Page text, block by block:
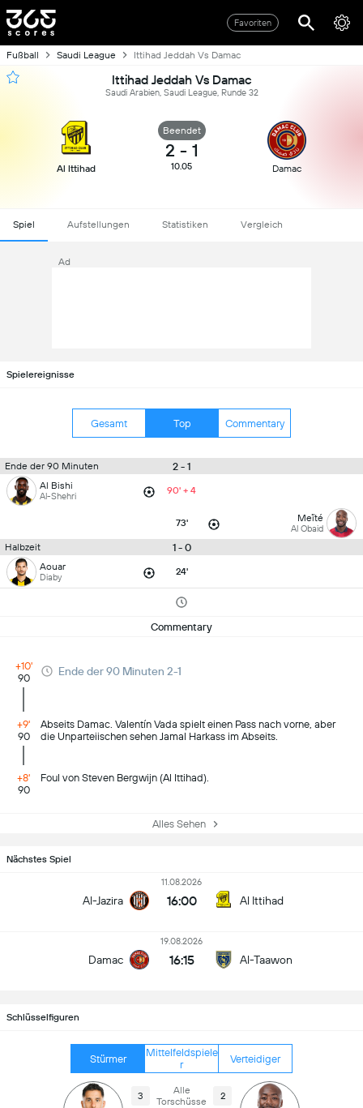
Favoriten
Fußball Saudi League Ittihad Jeddah Vs Damac
Ittihad Jeddah Vs Damac
Saudi Arabien, Saudi League, Runde 32
Al Ittihad
Beendet
2 - 1
10.05 Damac
Spiel Aufstellungen Statistiken Vergleich
Ad
Spielereignisse
Gesamt Top Commentary
Ende der 90 Minuten 2 - 1
Al Bishi
Al-Shehri 90' + 4
73' Meïté
Al Obaid
Halbzeit 1 - 0
Aouar
Diaby 24'
Commentary
+10'
90
Ende der 90 Minuten 2-1
+9'
90
Abseits Damac. Valentín Vada spielt einen Pass nach vorne, aber
die Unparteiischen sehen Jamal Harkass im Abseits.
+8'
90
Foul von Steven Bergwijn (Al Ittihad).
Alles Sehen
Nächstes Spiel
Al-Jazira
11.08.2026
16:00 Al Ittihad
Damac
19.08.2026
16:15 Al-Taawon
Schlüsselfiguren
Stürmer
Mittelfeldspiele
r
Verteidiger
3
Alle
Torschüsse
2